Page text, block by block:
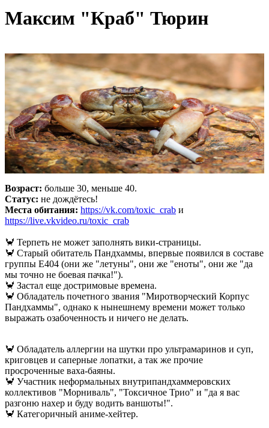
Максим "Краб" Тюрин
Возраст: больше 30, меньше 40.
Статус: не дождётесь!
Места обитания: https://vk.com/toxic_crab и
https://live.vkvideo.ru/toxic_crab
🦀 Терпеть не может заполнять вики-страницы.
🦀 Старый обитатель Пандхаммы, впервые появился в составе
группы Е404 (они же "летуны", они же "еноты", они же "да
мы точно не боевая пачка!").
🦀 Застал еще достримовые времена.
🦀 Обладатель почетного звания "Миротворческий Корпус
Пандхаммы", однако к нынешнему времени может только
выражать озабоченность и ничего не делать.
🦀 Обладатель аллергии на шутки про ультрамаринов и суп,
криговцев и саперные лопатки, а так же прочие
просроченные ваха-баяны.
🦀 Участник неформальных внутрипандхаммеровских
коллективов "Морниваль", "Токсичное Трио" и "да я вас
разгоню нахер и буду водить ваншоты!".
🦀 Категоричный аниме-хейтер.